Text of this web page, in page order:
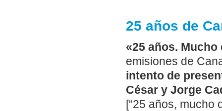
25 años de
«25 años.
emisiones de
intento de
César y Jorge
[“25 años, mucho